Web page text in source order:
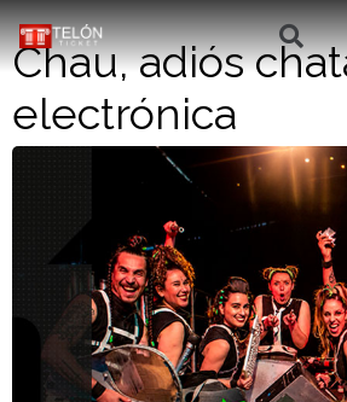
Chau, adiós
electrónica